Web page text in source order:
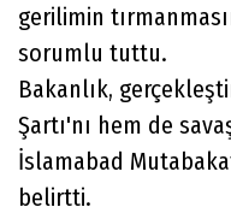
gerilimin
sorumlu tuttu.
Bakanlık,
Şartı'nı hem de
İslamabad
belirtti.